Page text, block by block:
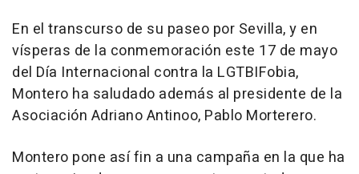
En el transcurso de su paseo por Sevilla, y en
vísperas de la conmemoración este 17 de mayo
del Día Internacional contra la LGTBIFobia,
Montero ha saludado además al presidente de la
Asociación Adriano Antinoo, Pablo Morterero.
Montero pone así fin a una campaña en la que ha